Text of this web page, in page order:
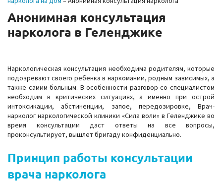
Анонимная консультация
нарколога в Геленджике
Наркологическая консультация необходима родителям, которые
подозревают своего ребенка в наркомании, родным зависимых, а
также самим больным. В особенности разговор со специалистом
необходим в критических ситуациях, а именно при острой
интоксикации, абстиненции, запое, передозировке, Врач-
нарколог наркологической клиники «Сила воли» в Геленджике во
время консультации даст ответы на все вопросы,
проконсультирует, вышлет бригаду конфиденциально.
Принцип работы консультации
врача нарколога